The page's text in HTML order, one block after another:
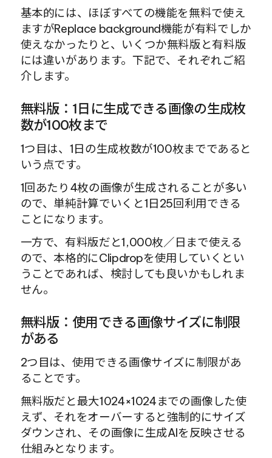
基本的には、ほぼすべての機能を無料で使え
ますがReplace background機能が有料でしか
使えなかったりと、いくつか無料版と有料版
には違いがあります。下記で、それぞれご紹
介します。
無料版：1日に生成できる画像の生成枚
数が100枚まで
1つ目は、1日の生成枚数が100枚までであると
いう点です。
1回あたり4枚の画像が生成されることが多い
ので、単純計算でいくと1日25回利用できる
ことになります。
一方で、有料版だと1,000枚／日まで使える
ので、本格的にClipdropを使用していくとい
うことであれば、検討しても良いかもしれま
せん。
無料版：使用できる画像サイズに制限
がある
2つ目は、使用できる画像サイズに制限があ
ることです。
無料版だと最大1024×1024までの画像した使
えず、それをオーバーすると強制的にサイズ
ダウンされ、その画像に生成AIを反映させる
仕組みとなります。